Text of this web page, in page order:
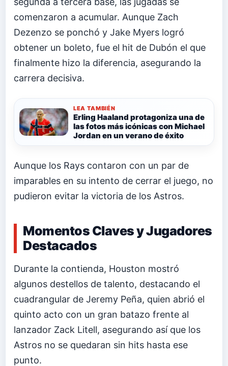
comenzaron a acumular. Aunque Zach
Dezenzo se ponchó y Jake Myers logró
obtener un boleto, fue el hit de Dubón el que
finalmente hizo la diferencia, asegurando la
carrera decisiva.
LEA TAMBIÉN
Erling Haaland protagoniza una de
las fotos más icónicas con Michael
Jordan en un verano de éxito
Aunque los Rays contaron con un par de
imparables en su intento de cerrar el juego, no
pudieron evitar la victoria de los Astros.
Momentos Claves y Jugadores
Destacados
Durante la contienda, Houston mostró
algunos destellos de talento, destacando el
cuadrangular de Jeremy Peña, quien abrió el
quinto acto con un gran batazo frente al
lanzador Zack Litell, asegurando así que los
Astros no se quedaran sin hits hasta ese
punto.